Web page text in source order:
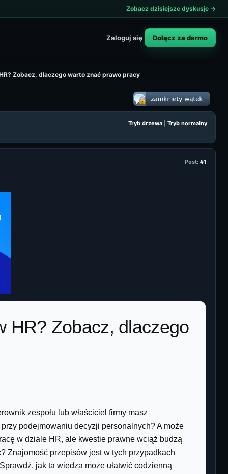
Zobacz dzisiejsze dyskusje →
Zaloguj się Dołącz za darmo
Zobacz, dlaczego warto znać prawo pracy
Tryb drzewa Tryb normalny
Post: #1
HR? Zobacz, dlaczego
zespołu lub właściciel firmy masz
podejmowaniu decyzji personalnych? A może
w dziale HR, ale kwestie prawne wciąż budzą
Znajomość przepisów jest w tych przypadkach
jak ta wiedza może ułatwić codzienną